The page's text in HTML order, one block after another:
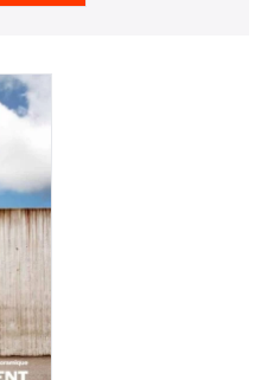
en Belgique
de rappeler les récits
constitue à la fois une
vécue différemment par